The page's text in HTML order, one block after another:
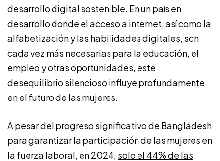
desarrollo digital sostenible. En un país en
desarrollo donde el acceso a internet, así como la
alfabetización y las habilidades digitales, son
cada vez más necesarias para la educación, el
empleo y otras oportunidades, este
desequilibrio silencioso influye profundamente
en el futuro de las mujeres.
A pesar del progreso significativo de Bangladesh
para garantizar la participación de las mujeres en
la fuerza laboral, en 2024, solo el 44% de las